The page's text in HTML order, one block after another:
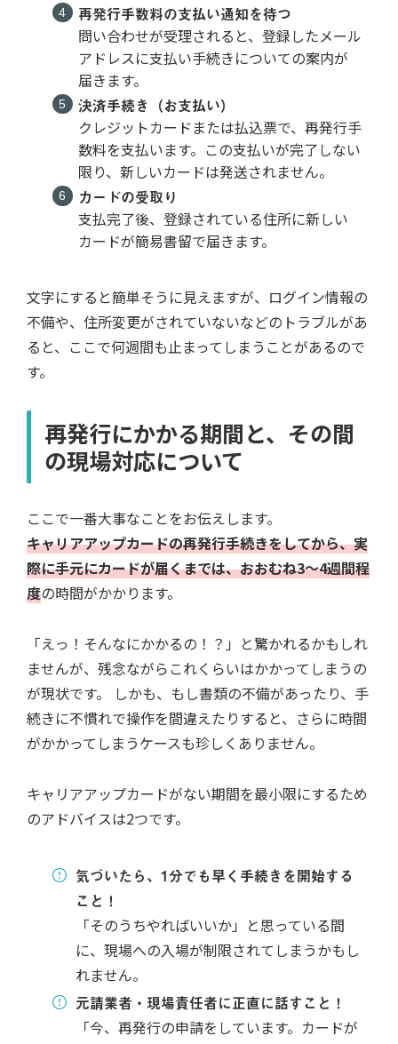
再発行手数料の支払い通知を待つ
問い合わせが受理されると、登録したメール
アドレスに支払い手続きについての案内が
届きます。
決済手続き（お支払い）
クレジットカードまたは払込票で、再発行手
数料を支払います。この支払いが完了しない
限り、新しいカードは発送されません。
カードの受取り
支払完了後、登録されている住所に新しい
カードが簡易書留で届きます。
文字にすると簡単そうに見えますが、ログイン情報の
不備や、住所変更がされていないなどのトラブルがあ
ると、ここで何週間も止まってしまうことがあるので
す。
再発行にかかる期間と、その間
の現場対応について
ここで一番大事なことをお伝えします。
キャリアアップカードの再発行手続きをしてから、実
際に手元にカードが届くまでは、おおむね3～4週間程
度の時間がかかります。
「えっ！そんなにかかるの！？」と驚かれるかもしれ
ませんが、残念ながらこれくらいはかかってしまうの
が現状です。 しかも、もし書類の不備があったり、手
続きに不慣れで操作を間違えたりすると、さらに時間
がかかってしまうケースも珍しくありません。
キャリアアップカードがない期間を最小限にするため
のアドバイスは2つです。
気づいたら、1分でも早く手続きを開始する
こと！
「そのうちやればいいか」と思っている間
に、現場への入場が制限されてしまうかもし
れません。
元請業者・現場責任者に正直に話すこと！
「今、再発行の申請をしています。カードが